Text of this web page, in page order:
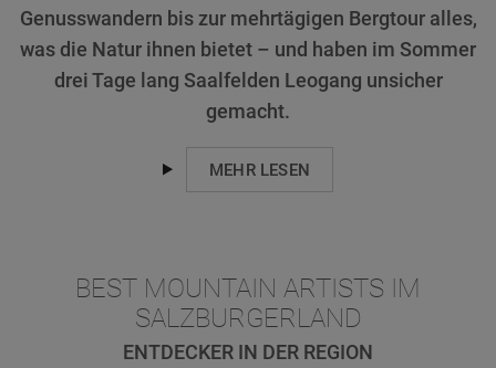
Genusswandern bis zur mehrtägigen Bergtour alles,
was die Natur ihnen bietet – und haben im Sommer
drei Tage lang Saalfelden Leogang unsicher
gemacht.
MEHR LESEN
BEST MOUNTAIN ARTISTS IM
SALZBURGERLAND
ENTDECKER IN DER REGION